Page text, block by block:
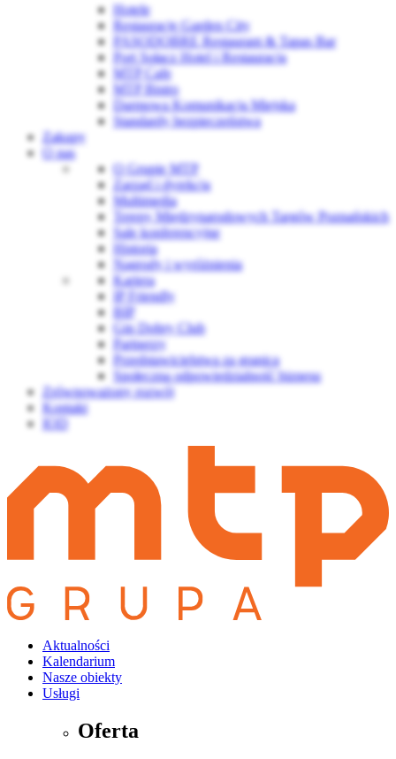
Hotele
Restauracje Garden City
PASODOBRE Restaurant & Tapas Bar
Port Sołacz Hotel i Restauracja
MTP Cafe
MTP Bistro
Darmowa Komunikacja Miejska
Standardy bezpieczeństwa
Zakupy
O nas
O Grupie MTP
Zarząd i dyrekcja
Multimedia
Tereny Międzynarodowych Targów Poznańskich
Sale konferencyjne
Historia
Nagrody i wyróżnienia
Kariera
IP Friendly
BIP
Gin Dobry Club
Partnerzy
Przedstawicielstwa za granicą
Społeczna odpowiedzialność biznesu
Zrównoważony rozwój
Kontakt
IOD
Aktualności
Kalendarium
Nasze obiekty
Usługi
Oferta